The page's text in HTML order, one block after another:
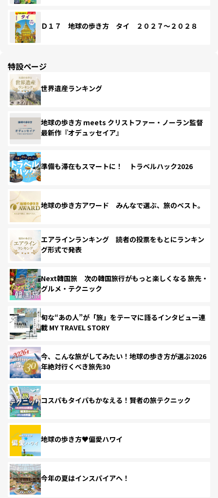
Ｄ１７ 地球の歩き方 タイ ２０２７～２０２８
特設ページ
世界遺産ランキング
地球の歩き方 meets クリストファー・ノーラン監督
最新作『オデュッセイア』
準備も滞在もスマートに！ トラベルハック2026
地球の歩き方アワード みんなで選ぶ、旅のベスト。
エアラインランキング 読者の投票をもとにランキン
グ形式で発表
Next韓国旅 次の韓国旅行がもっと楽しくなる 旅先・
グルメ・テクニック
旬な“あの人”が「旅」をテーマに語るインタビュー連
載 MY TRAVEL STORY
今、こんな旅がしてみたい！地球の歩き方が選ぶ2026
年絶対行くべき旅先30
コスパもタイパもかなえる！賢者の旅テクニック
地球の歩き方♥偏愛ハワイ
今年の夏はインスパイアへ！